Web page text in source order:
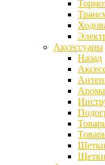
Аксессуары
Назад
Щетки
Щетки